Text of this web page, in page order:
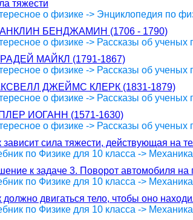
тяжести
о физике -> Энциклопедия по
БЕНДЖАМИН (1706 - 1790)
о физике -> Рассказы об ученых
МАЙКЛ (1791-1867)
о физике -> Рассказы об ученых
ДЖЕЙМС КЛЕРК (1831-1879)
о физике -> Рассказы об ученых
ИОГАНН (1571-1630)
о физике -> Рассказы об ученых
зависит сила тяжести, действующая на
по Физике для 10 класса -> Механика
к задаче 3. Поворот автомобиля на
по Физике для 10 класса -> Механика
должно двигаться тело, чтобы оно
по Физике для 10 класса -> Механика